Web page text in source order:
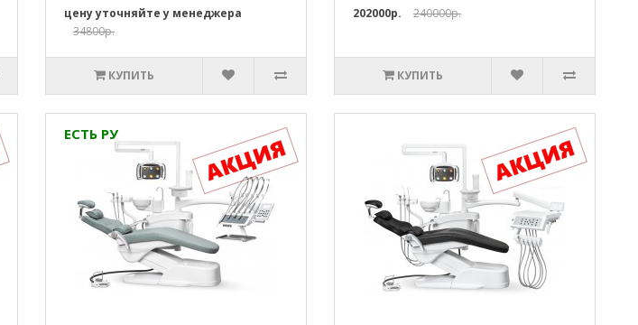
цену уточняйте у менеджера
34800р.
КУПИТЬ
202000р. 240000р.
КУПИТЬ
ЕСТЬ РУ